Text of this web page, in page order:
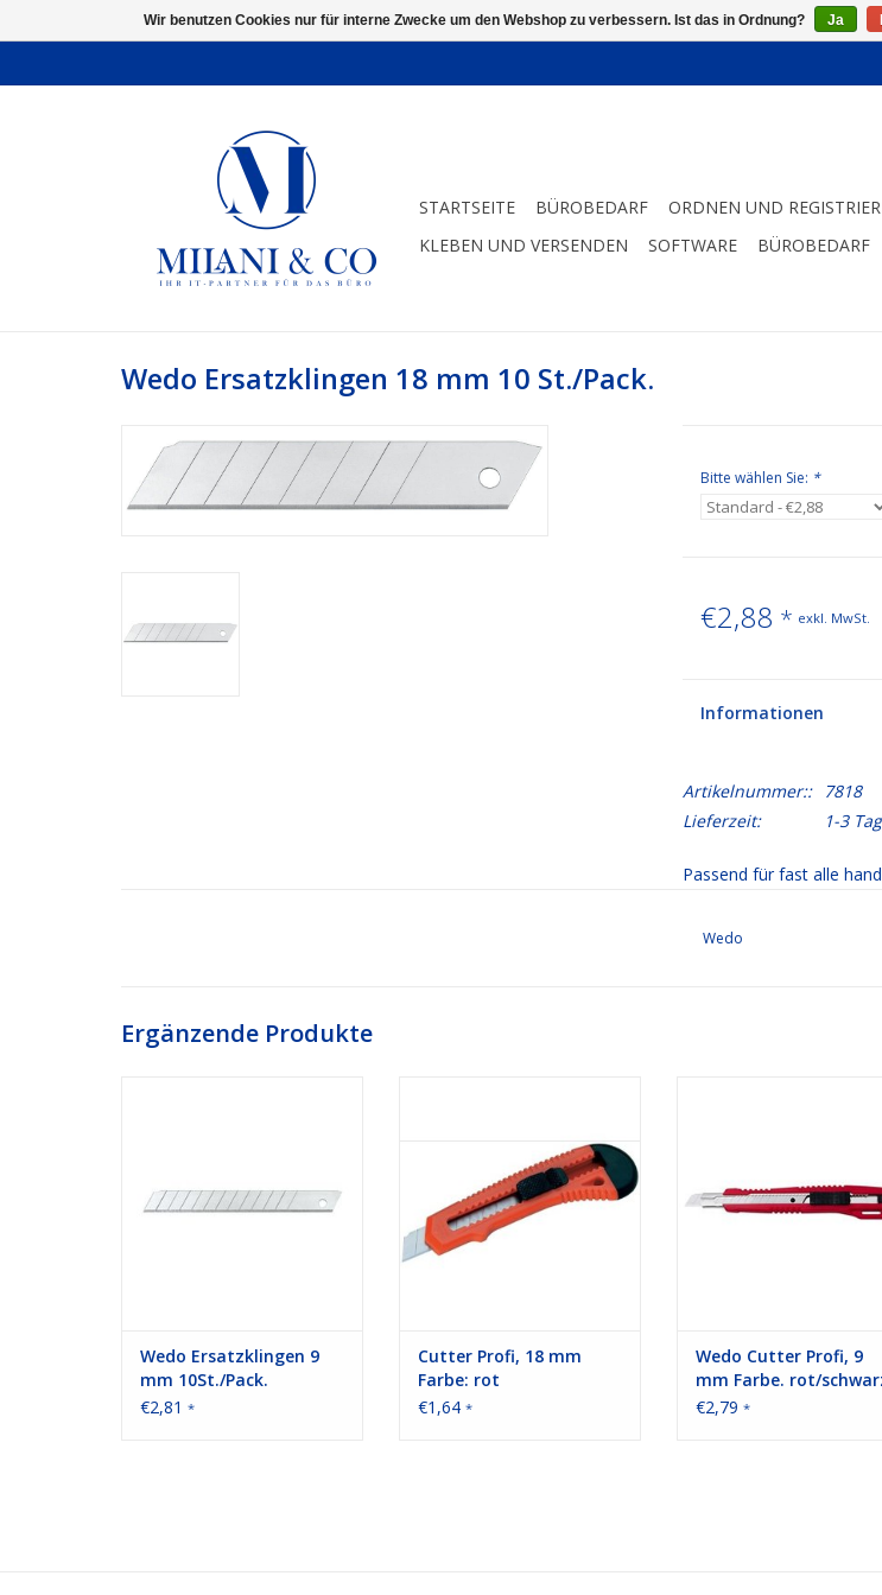
STARTSEITE BÜROBEDARF ORDNEN UND
KLEBEN UND VERSENDEN
SOFTWARE BÜROBEDARF
Wedo Ersatzklingen 18 mm 10 St./Pack.
Bitte wählen Sie: *
€2,88 * exkl. MwSt.
Informationen
Artikelnummer::
7818
Lieferzeit:
1-3
Passend für fast alle
Wedo
Ergänzende Produkte
Wedo Ersatzklingen 9
mm 10St./Pack.
€2,81 *
Cutter Profi, 18 mm
Farbe: rot
€1,64 *
Wedo Cutter Profi, 9
mm Farbe. rot/
€2,79 *
Wir benutzen Cookies nur für interne Zwecke um den Webshop zu verbessern. Ist das in Ordnung? Ja